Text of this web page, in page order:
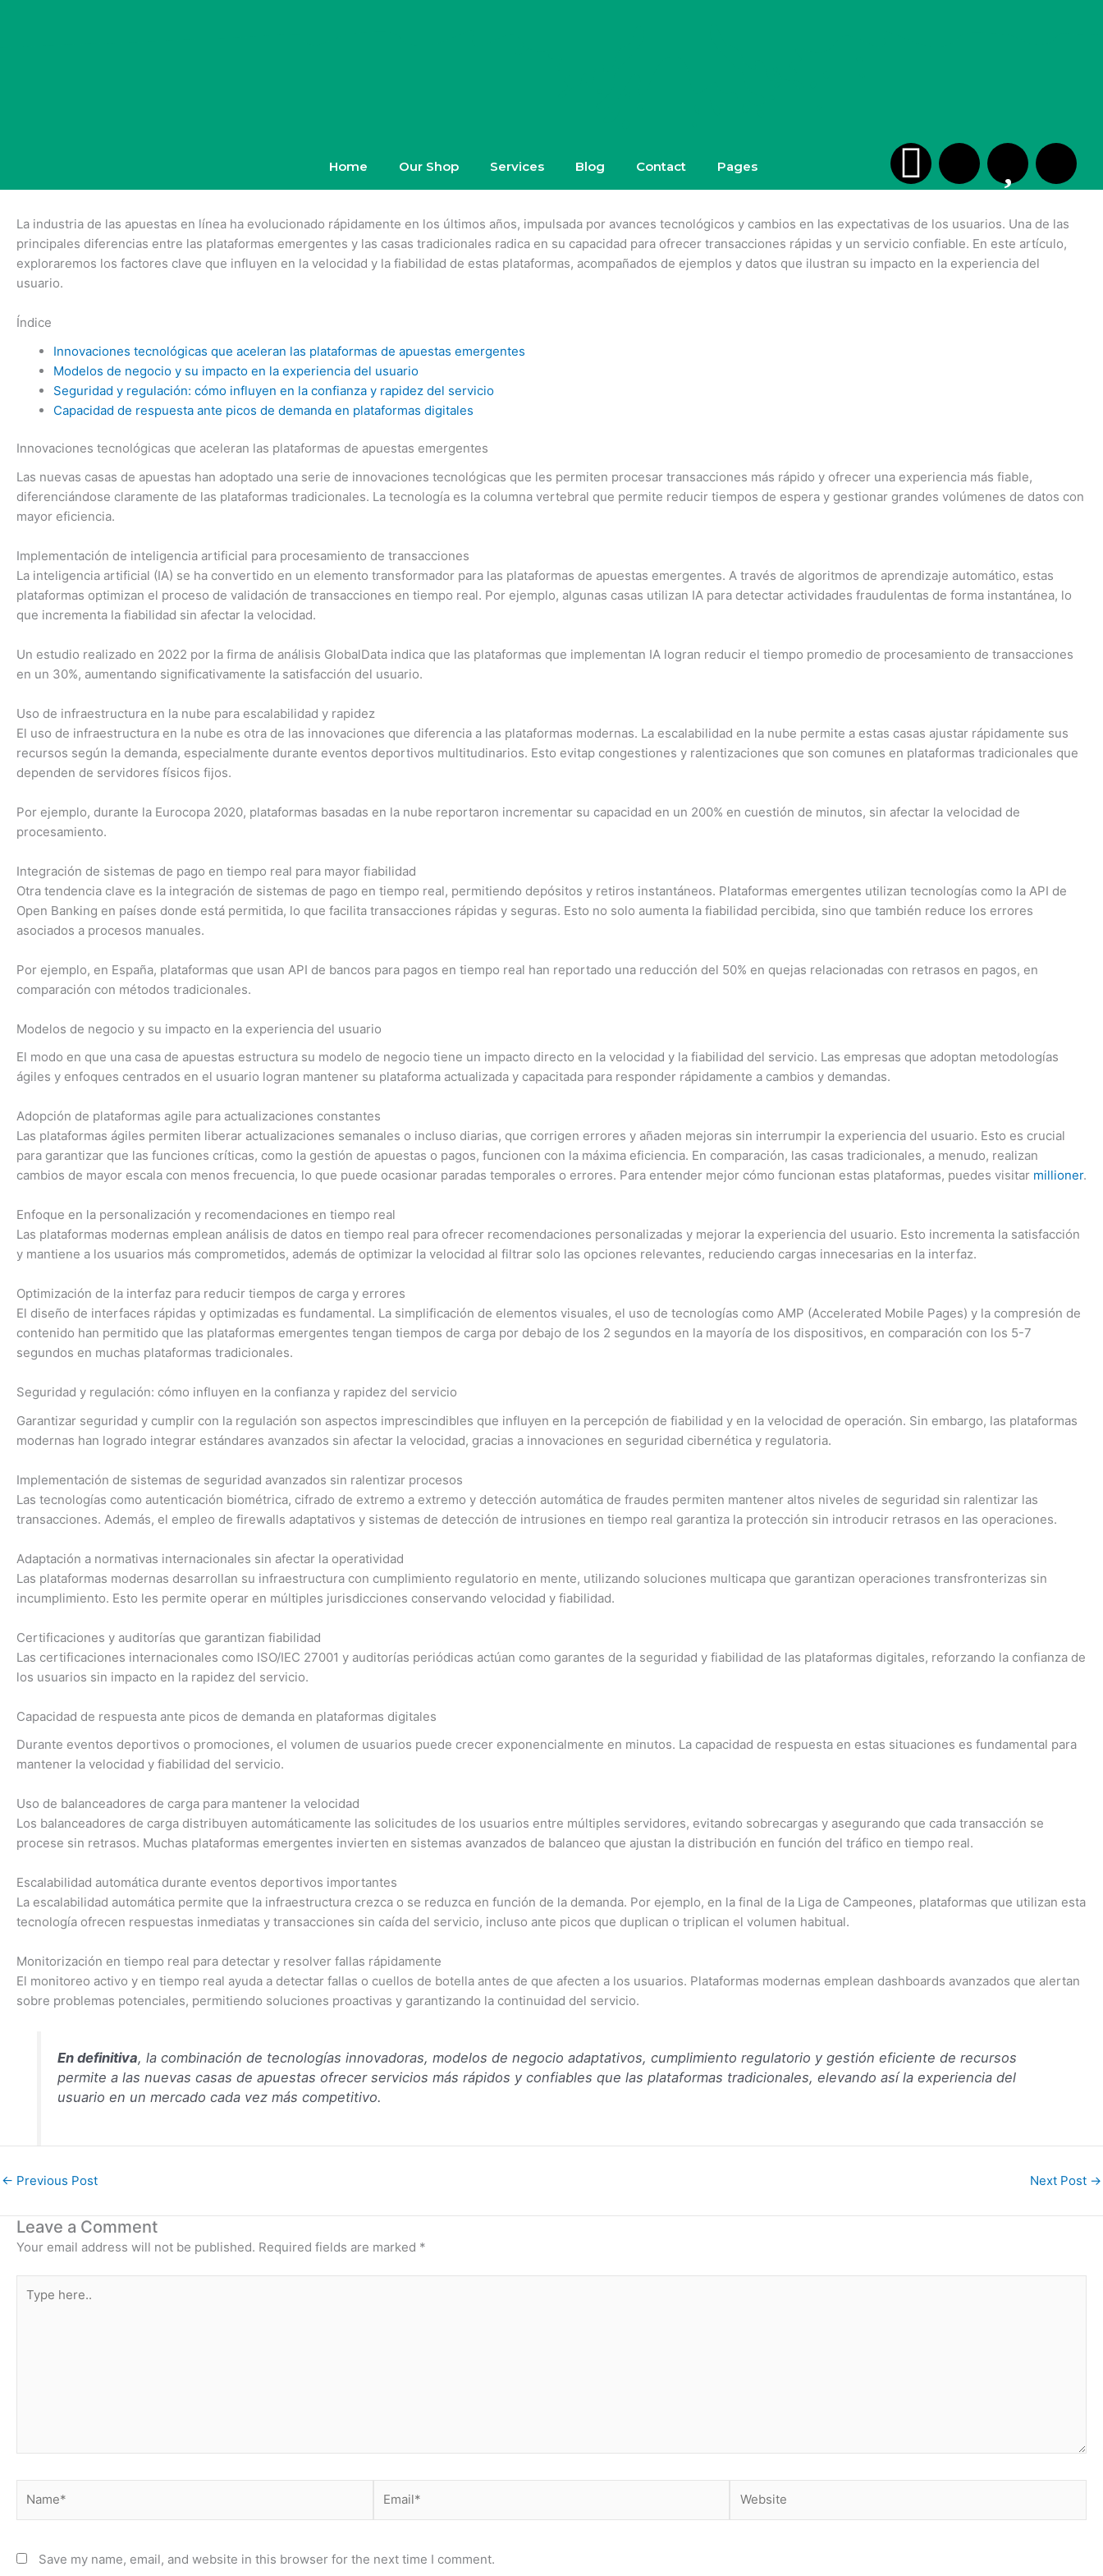
Home Our Shop Services Blog Contact Pages
S
h
o
-
a
r
t
H
m
-
c
o
t
-
1
H
e
a
H
m
-
r
i
l
-
t
La industria de las apuestas en línea ha evolucionado rápidamente en los últimos años, impulsada por avances tecnológicos y cambios en las expectativas de los usuarios. Una de las
principales diferencias entre las plataformas emergentes y las casas tradicionales radica en su capacidad para ofrecer transacciones rápidas y un servicio confiable. En este artículo,
exploraremos los factores clave que influyen en la velocidad y la fiabilidad de estas plataformas, acompañados de ejemplos y datos que ilustran su impacto en la experiencia del
usuario.
Índice
Innovaciones tecnológicas que aceleran las plataformas de apuestas emergentes
Modelos de negocio y su impacto en la experiencia del usuario
Seguridad y regulación: cómo influyen en la confianza y rapidez del servicio
Capacidad de respuesta ante picos de demanda en plataformas digitales
Innovaciones tecnológicas que aceleran las plataformas de apuestas emergentes
Las nuevas casas de apuestas han adoptado una serie de innovaciones tecnológicas que les permiten procesar transacciones más rápido y ofrecer una experiencia más fiable,
diferenciándose claramente de las plataformas tradicionales. La tecnología es la columna vertebral que permite reducir tiempos de espera y gestionar grandes volúmenes de datos con
mayor eficiencia.
Implementación de inteligencia artificial para procesamiento de transacciones
La inteligencia artificial (IA) se ha convertido en un elemento transformador para las plataformas de apuestas emergentes. A través de algoritmos de aprendizaje automático, estas
plataformas optimizan el proceso de validación de transacciones en tiempo real. Por ejemplo, algunas casas utilizan IA para detectar actividades fraudulentas de forma instantánea, lo
que incrementa la fiabilidad sin afectar la velocidad.
Un estudio realizado en 2022 por la firma de análisis GlobalData indica que las plataformas que implementan IA logran reducir el tiempo promedio de procesamiento de transacciones
en un 30%, aumentando significativamente la satisfacción del usuario.
Uso de infraestructura en la nube para escalabilidad y rapidez
El uso de infraestructura en la nube es otra de las innovaciones que diferencia a las plataformas modernas. La escalabilidad en la nube permite a estas casas ajustar rápidamente sus
recursos según la demanda, especialmente durante eventos deportivos multitudinarios. Esto evitap congestiones y ralentizaciones que son comunes en plataformas tradicionales que
dependen de servidores físicos fijos.
Por ejemplo, durante la Eurocopa 2020, plataformas basadas en la nube reportaron incrementar su capacidad en un 200% en cuestión de minutos, sin afectar la velocidad de
procesamiento.
Integración de sistemas de pago en tiempo real para mayor fiabilidad
Otra tendencia clave es la integración de sistemas de pago en tiempo real, permitiendo depósitos y retiros instantáneos. Plataformas emergentes utilizan tecnologías como la API de
Open Banking en países donde está permitida, lo que facilita transacciones rápidas y seguras. Esto no solo aumenta la fiabilidad percibida, sino que también reduce los errores
asociados a procesos manuales.
Por ejemplo, en España, plataformas que usan API de bancos para pagos en tiempo real han reportado una reducción del 50% en quejas relacionadas con retrasos en pagos, en
comparación con métodos tradicionales.
Modelos de negocio y su impacto en la experiencia del usuario
El modo en que una casa de apuestas estructura su modelo de negocio tiene un impacto directo en la velocidad y la fiabilidad del servicio. Las empresas que adoptan metodologías
ágiles y enfoques centrados en el usuario logran mantener su plataforma actualizada y capacitada para responder rápidamente a cambios y demandas.
Adopción de plataformas agile para actualizaciones constantes
Las plataformas ágiles permiten liberar actualizaciones semanales o incluso diarias, que corrigen errores y añaden mejoras sin interrumpir la experiencia del usuario. Esto es crucial
para garantizar que las funciones críticas, como la gestión de apuestas o pagos, funcionen con la máxima eficiencia. En comparación, las casas tradicionales, a menudo, realizan
cambios de mayor escala con menos frecuencia, lo que puede ocasionar paradas temporales o errores. Para entender mejor cómo funcionan estas plataformas, puedes visitar millioner.
Enfoque en la personalización y recomendaciones en tiempo real
Las plataformas modernas emplean análisis de datos en tiempo real para ofrecer recomendaciones personalizadas y mejorar la experiencia del usuario. Esto incrementa la satisfacción
y mantiene a los usuarios más comprometidos, además de optimizar la velocidad al filtrar solo las opciones relevantes, reduciendo cargas innecesarias en la interfaz.
Optimización de la interfaz para reducir tiempos de carga y errores
El diseño de interfaces rápidas y optimizadas es fundamental. La simplificación de elementos visuales, el uso de tecnologías como AMP (Accelerated Mobile Pages) y la compresión de
contenido han permitido que las plataformas emergentes tengan tiempos de carga por debajo de los 2 segundos en la mayoría de los dispositivos, en comparación con los 5-7
segundos en muchas plataformas tradicionales.
Seguridad y regulación: cómo influyen en la confianza y rapidez del servicio
Garantizar seguridad y cumplir con la regulación son aspectos imprescindibles que influyen en la percepción de fiabilidad y en la velocidad de operación. Sin embargo, las plataformas
modernas han logrado integrar estándares avanzados sin afectar la velocidad, gracias a innovaciones en seguridad cibernética y regulatoria.
Implementación de sistemas de seguridad avanzados sin ralentizar procesos
Las tecnologías como autenticación biométrica, cifrado de extremo a extremo y detección automática de fraudes permiten mantener altos niveles de seguridad sin ralentizar las
transacciones. Además, el empleo de firewalls adaptativos y sistemas de detección de intrusiones en tiempo real garantiza la protección sin introducir retrasos en las operaciones.
Adaptación a normativas internacionales sin afectar la operatividad
Las plataformas modernas desarrollan su infraestructura con cumplimiento regulatorio en mente, utilizando soluciones multicapa que garantizan operaciones transfronterizas sin
incumplimiento. Esto les permite operar en múltiples jurisdicciones conservando velocidad y fiabilidad.
Certificaciones y auditorías que garantizan fiabilidad
Las certificaciones internacionales como ISO/IEC 27001 y auditorías periódicas actúan como garantes de la seguridad y fiabilidad de las plataformas digitales, reforzando la confianza de
los usuarios sin impacto en la rapidez del servicio.
Capacidad de respuesta ante picos de demanda en plataformas digitales
Durante eventos deportivos o promociones, el volumen de usuarios puede crecer exponencialmente en minutos. La capacidad de respuesta en estas situaciones es fundamental para
mantener la velocidad y fiabilidad del servicio.
Uso de balanceadores de carga para mantener la velocidad
Los balanceadores de carga distribuyen automáticamente las solicitudes de los usuarios entre múltiples servidores, evitando sobrecargas y asegurando que cada transacción se
procese sin retrasos. Muchas plataformas emergentes invierten en sistemas avanzados de balanceo que ajustan la distribución en función del tráfico en tiempo real.
Escalabilidad automática durante eventos deportivos importantes
La escalabilidad automática permite que la infraestructura crezca o se reduzca en función de la demanda. Por ejemplo, en la final de la Liga de Campeones, plataformas que utilizan esta
tecnología ofrecen respuestas inmediatas y transacciones sin caída del servicio, incluso ante picos que duplican o triplican el volumen habitual.
Monitorización en tiempo real para detectar y resolver fallas rápidamente
El monitoreo activo y en tiempo real ayuda a detectar fallas o cuellos de botella antes de que afecten a los usuarios. Plataformas modernas emplean dashboards avanzados que alertan
sobre problemas potenciales, permitiendo soluciones proactivas y garantizando la continuidad del servicio.
En definitiva, la combinación de tecnologías innovadoras, modelos de negocio adaptativos, cumplimiento regulatorio y gestión eficiente de recursos
permite a las nuevas casas de apuestas ofrecer servicios más rápidos y confiables que las plataformas tradicionales, elevando así la experiencia del
usuario en un mercado cada vez más competitivo.
← Previous Post Next Post →
Leave a Comment
Your email address will not be published. Required fields are marked *
here..
Save my name, email, and website in this browser for the next time I comment.